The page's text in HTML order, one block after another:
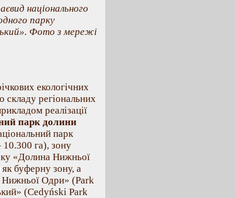
національного
парку
Фото з мережі
екологічних
складу регіональних
реалізації
парк долини
парк
га), зону
«Долина Нижньої
буферну зону, а
Нижньої Одри» (Park
(Cedyński Park